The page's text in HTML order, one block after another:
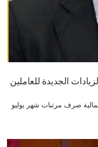
الجديدة للعاملين
صرف مرتبات شهر يوليو